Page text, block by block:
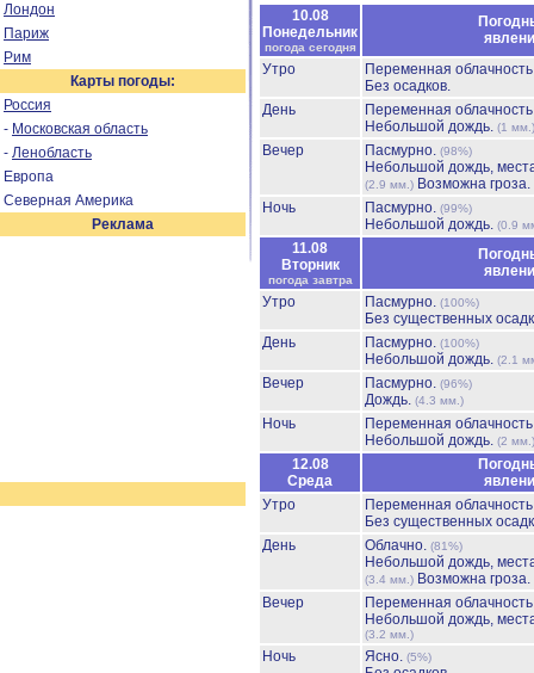
Лондон
Париж
Рим
Карты погоды:
Россия
- Московская область
- Ленобласть
Европа
Северная Америка
Реклама
10.08
Понедельник
погода сегодня
Утро
Переменная
Без осадков.
День
Переменная
Небольшой дождь. (1 мм.)
Вечер Пасмурно. (98%)
Небольшой дождь,
(2.9 мм.) Возможна гроза.
Ночь
Пасмурно. (99%)
Небольшой дождь. (0.9
11.08
Вторник
погода завтра
Утро
Пасмурно. (100%)
Без существенных
День
Пасмурно. (100%)
Небольшой дождь. (2.1
Вечер Пасмурно. (96%)
Дождь. (4.3 мм.)
Ночь
Переменная
Небольшой дождь. (2 мм.)
12.08
Среда
Утро
Переменная
Без существенных
День
Облачно. (81%)
Небольшой дождь,
(3.4 мм.) Возможна гроза.
Вечер
Переменная
Небольшой дождь,
(3.2 мм.)
Ночь Ясно. (5%)